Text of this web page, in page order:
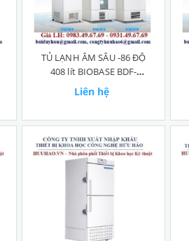
TỦ LẠNH ÂM SÂU -86 ĐỘ
408 lít BIOBASE BDF-
86V408
Liên hệ